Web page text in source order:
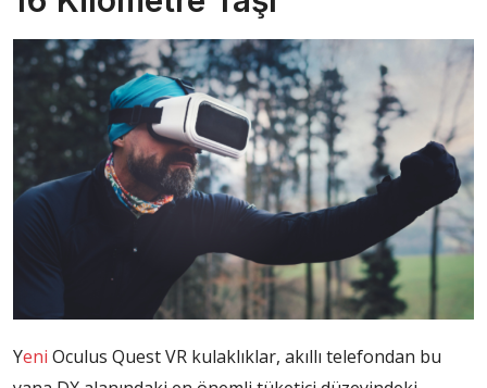
Yeni Oculus Quest VR kulaklıklar, akıllı telefondan bu